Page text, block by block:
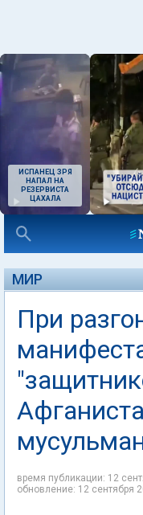
ИСПАНЕЦ ЗРЯ
НАПАЛ НА
РЕЗЕРВИСТА
ЦАХАЛА
МИР
При
время публикации: 12
обновление: 12 сентября